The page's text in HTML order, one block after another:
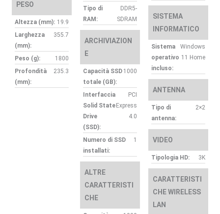
PESO
Altezza (mm): 19.9
Larghezza
(mm):
355.7
Peso (g):
1800
Profondità
(mm):
235.3
Tipo di
RAM:
DDR5-
SDRAM
ARCHIVIAZION
E
Capacità SSD
totale (GB):
1000
Interfaccia
Solid State
Drive
(SSD):
PCI
Express
4.0
Numero di SSD
installati:
1
ALTRE
CARATTERISTI
CHE
SISTEMA
INFORMATICO
Sistema
operativo
incluso:
Windows
11 Home
ANTENNA
Tipo di
antenna:
2×2
VIDEO
Tipologia HD: 3K
CARATTERISTI
CHE WIRELESS
LAN